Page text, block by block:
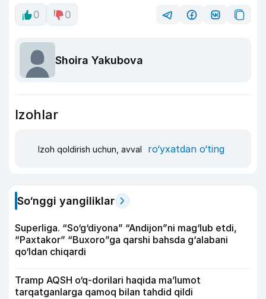
0 0
Shoira Yakubova
Izohlar
Izoh qoldirish uchun, avval ro‘yxatdan o‘ting
So‘nggi yangiliklar
Superliga. “So‘g‘diyona” “Andijon”ni mag‘lub etdi,
“Paxtakor” “Buxoro”ga qarshi bahsda g‘alabani
qo‘ldan chiqardi
Tramp AQSH o‘q-dorilari haqida ma’lumot
tarqatganlarga qamoq bilan tahdid qildi